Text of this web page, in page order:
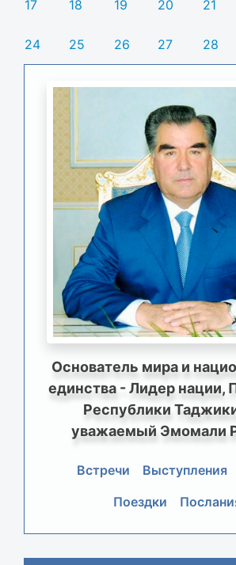
17 18 19 20 21
24 25 26 27 28
Основатель мира и
единства - Лидер нации,
Республики
уважаемый Эмомали
Встречи Выступления
Поездки